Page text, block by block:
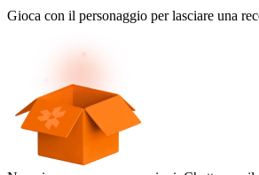
Gioca con il personaggio per lasciare una